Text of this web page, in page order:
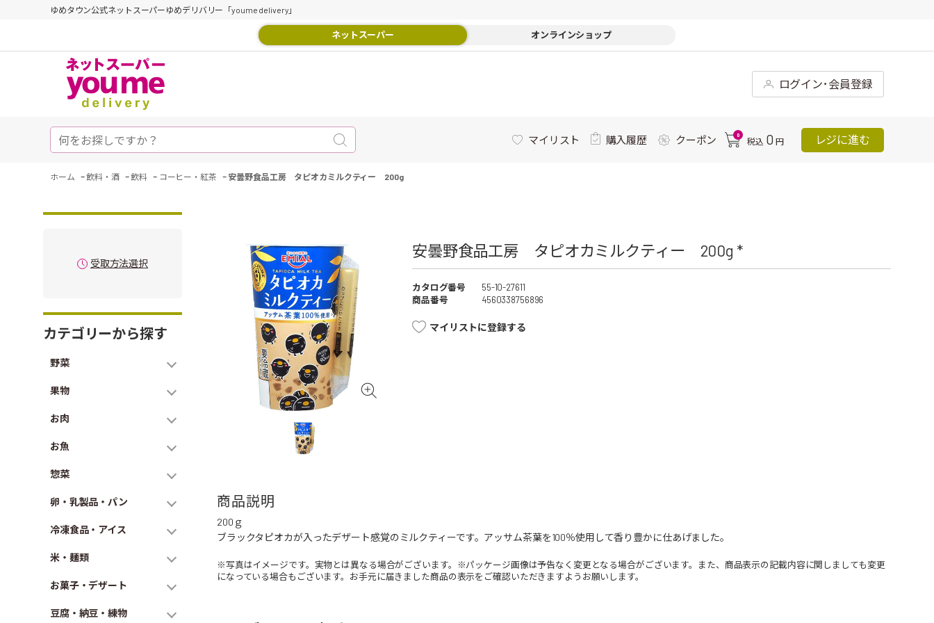
ゆめタウン公式ネットスーパーゆめデリバリー「youme delivery」
ネットスーパー オンラインショップ
ログイン･会員登録
マイリスト 購入履歴 クーポン 0
税込 0 円 レジに進む
ホーム -飲料・酒 -飲料 - コーヒー・紅茶 - 安曇野食品工房 タピオカミルクティー 200g
受取方法選択
カテゴリーから探す
野菜
果物
お肉
お魚
惣菜
卵・乳製品・パン
冷凍食品・アイス
米・麺類
お菓子・デザート
豆腐・納豆・練物
安曇野食品工房 タピオカミルクティー 200g *
カタログ番号
55-10-27611
商品番号
4560338756896
マイリストに登録する
商品説明
200ｇ
ブラックタピオカが入ったデザート感覚のミルクティーです。アッサム茶葉を100％使用して香り豊かに仕あげました。
※写真はイメージです。実物とは異なる場合がございます。※パッケージ画像は予告なく変更となる場合がございます。また、商品表示の記載内容に関しましても変更
になっている場合もございます。お手元に届きました商品の表示をご確認いただきますようお願いします。